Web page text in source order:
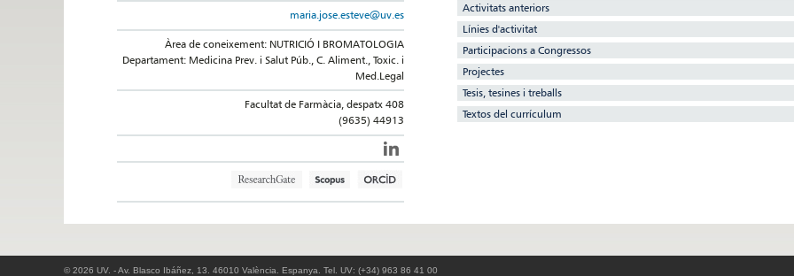
maria.jose.esteve@uv.es
Àrea de coneixement: NUTRICIÓ I BROMATOLOGIA
Departament: Medicina Prev. i Salut Púb., C. Aliment., Toxic. i
Med.Legal
Facultat de Farmàcia, despatx 408
(9635) 44913
Activitats anteriors
Línies d'activitat
Participacions a Congressos
Projectes
Tesis, tesines i treballs
Textos del currículum
© 2026 UV. - Av. Blasco Ibáñez, 13. 46010 València. Espanya. Tel. UV: (+34) 963 86 41 00